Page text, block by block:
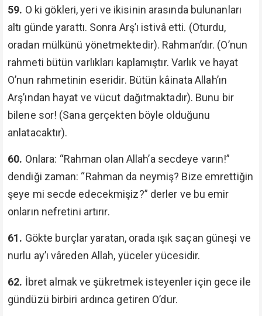
59. O ki gökleri, yeri ve ikisinin arasında bulunanları
altı günde yarattı. Sonra Arş’ı istivâ etti. (Oturdu,
oradan mülkünü yönetmektedir). Rahman’dır. (O’nun
rahmeti bütün varlıkları kaplamıştır. Varlık ve hayat
O’nun rahmetinin eseridir. Bütün kâinata Allah’ın
Arş’ından hayat ve vücut dağıtmaktadır). Bunu bir
bilene sor! (Sana gerçekten böyle olduğunu
anlatacaktır).
60. Onlara: “Rahman olan Allah’a secdeye varın!”
dendiği zaman: “Rahman da neymiş? Bize emrettiğin
şeye mi secde edecekmişiz?” derler ve bu emir
onların nefretini artırır.
61. Gökte burçlar yaratan, orada ışık saçan güneşi ve
nurlu ay’ı vâreden Allah, yüceler yücesidir.
62. İbret almak ve şükretmek isteyenler için gece ile
gündüzü birbiri ardınca getiren O’dur.